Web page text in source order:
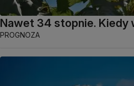
Nawet 34 stopnie. Kiedy
PROGNOZA